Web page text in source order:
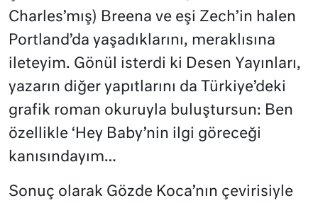
Charles’mış) Breena ve eşi Zech’in halen
Portland’da yaşadıklarını, meraklısına
ileteyim. Gönül isterdi ki Desen Yayınları,
yazarın diğer yapıtlarını da Türkiye’deki
grafik roman okuruyla buluştursun: Ben
özellikle ‘Hey Baby’nin ilgi göreceği
kanısındayım…
Sonuç olarak Gözde Koca’nın çevirisiyle